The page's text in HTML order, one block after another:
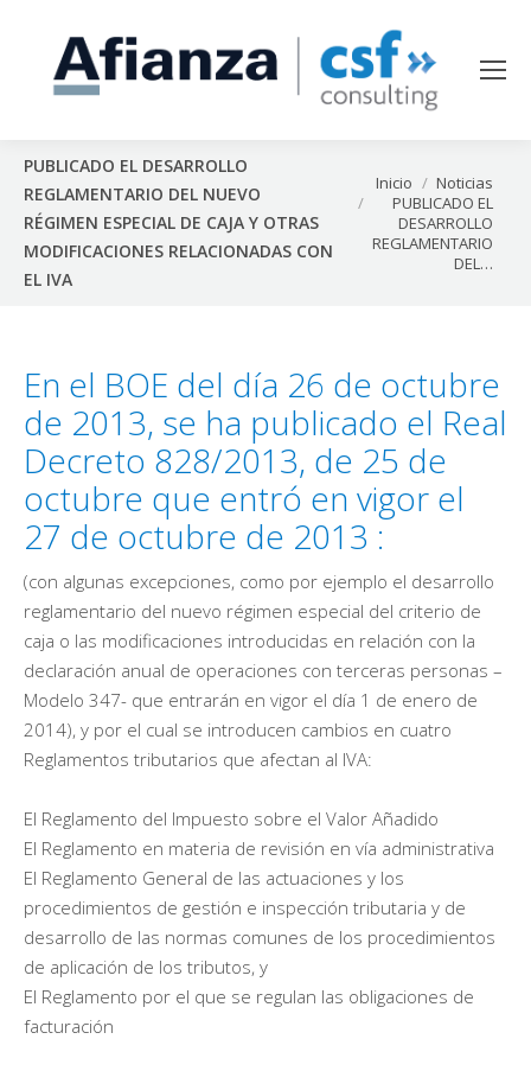
PUBLICADO EL DESARROLLO
REGLAMENTARIO DEL NUEVO
RÉGIMEN ESPECIAL DE CAJA Y OTRAS
MODIFICACIONES RELACIONADAS CON
EL IVA
Estás aquí:
Inicio
Noticias
PUBLICADO EL
DESARROLLO
REGLAMENTARIO
DEL…
En el BOE del día 26 de octubre
de 2013, se ha publicado el Real
Decreto 828/2013, de 25 de
octubre que entró en vigor el
27 de octubre de 2013 :
(con algunas excepciones, como por ejemplo el desarrollo
reglamentario del nuevo régimen especial del criterio de
caja o las modificaciones introducidas en relación con la
declaración anual de operaciones con terceras personas –
Modelo 347- que entrarán en vigor el día 1 de enero de
2014), y por el cual se introducen cambios en cuatro
Reglamentos tributarios que afectan al IVA:
El Reglamento del Impuesto sobre el Valor Añadido
El Reglamento en materia de revisión en vía administrativa
El Reglamento General de las actuaciones y los
procedimientos de gestión e inspección tributaria y de
desarrollo de las normas comunes de los procedimientos
de aplicación de los tributos, y
El Reglamento por el que se regulan las obligaciones de
facturación